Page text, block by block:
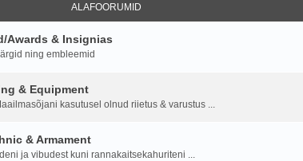
ALAFOORUMID
Awards & Insignias
ning embleemid
& Equipment
kasutusel olnud riietus & varustus ...
& Armament
ja vibudest kuni rannakaitsekahuriteni ...